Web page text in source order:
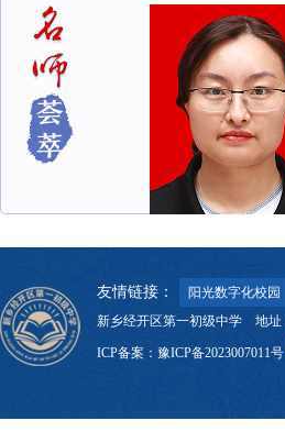
昝颖
友情链接： 阳光数字化校园
新乡经开区第一初级中学 地址
ICP备案： 豫ICP备2023007011号